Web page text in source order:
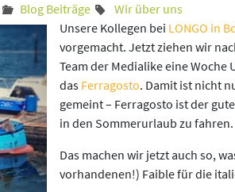
Blog Beiträge
Wir über uns
Unsere Kollegen bei LONGO in
vorgemacht. Jetzt ziehen wir
Team der Medialike eine
das Ferragosto. Damit ist nicht
gemeint – Ferragosto ist der
in den Sommerurlaub zu fahren.
Das machen wir jetzt auch so,
vorhandenen!) Faible für die